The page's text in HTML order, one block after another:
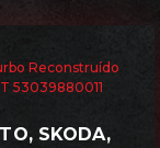
Reconstruído
53039880011
SKODA,